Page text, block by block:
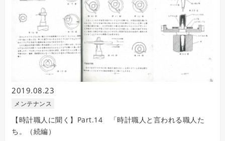
2019.08.23
メンテナンス
【時計職人に聞く】Part.14 「時計職人と言われる職人た
ち。（続編）